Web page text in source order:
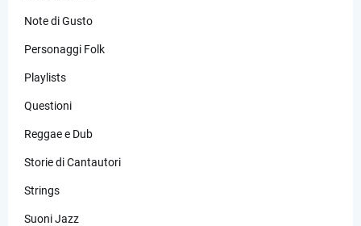
Note di Gusto
Personaggi Folk
Playlists
Questioni
Reggae e Dub
Storie di Cantautori
Strings
Suoni Jazz